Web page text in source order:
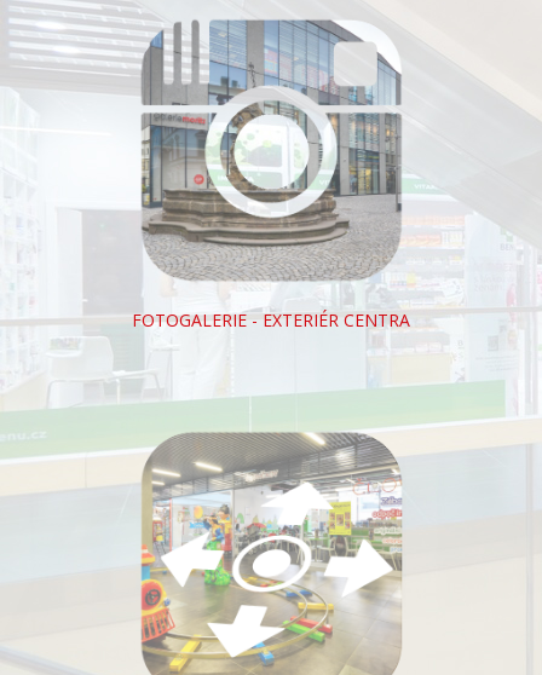
FOTOGALERIE - EXTERIÉR CENTRA